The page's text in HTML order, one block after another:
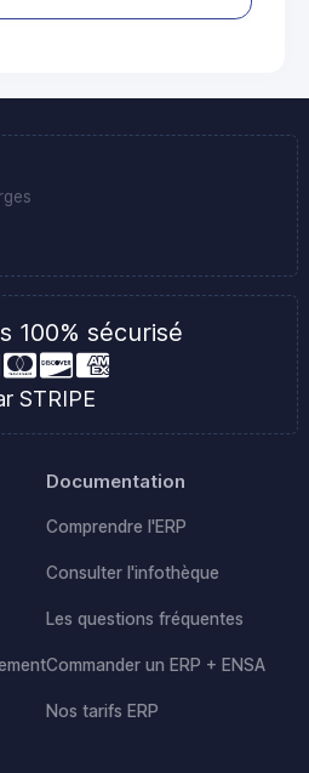
100% sécurisé
STRIPE
Documentation
Comprendre l'ERP
Consulter l'infothèque
Les questions fréquentes
Commander un ERP + ENSA
Nos tarifs ERP